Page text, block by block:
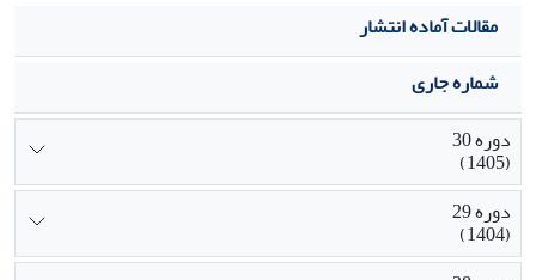
مقالات آماده انتشار
شماره جاری
دوره 30
(1405)
دوره 29
(1404)